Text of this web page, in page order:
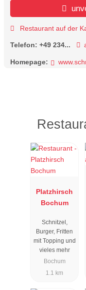
Restaurant auf der
Telefon: +49 234...
Homepage:
Platzhirsch
Bochum
Schnitzel,
Burger, Fritten
mit Topping und
vieles mehr
Bochum
1.1 km